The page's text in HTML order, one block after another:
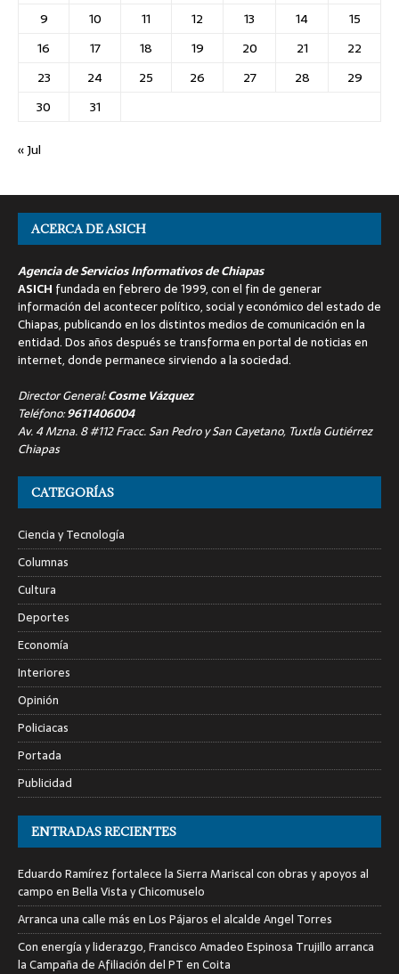
9
10 11 12 13 14
15
16
17 18 19 20 21
22
23
24 25 26 27 28
29
30
31
« Jul
ACERCA DE ASICH
Agencia de Servicios Informativos de Chiapas
ASICH fundada en febrero de 1999, con el fin de generar
información del acontecer político, social y económico del estado de
Chiapas, publicando en los distintos medios de comunicación en la
entidad. Dos años después se transforma en portal de noticias en
internet, donde permanece sirviendo a la sociedad.
Director General:Cosme Vázquez
Teléfono:9611406004
Av. 4 Mzna. 8 #112 Fracc. San Pedro y San Cayetano, Tuxtla Gutiérrez
Chiapas
CATEGORÍAS
Ciencia y Tecnología
Columnas
Cultura
Deportes
Economía
Interiores
Opinión
Policiacas
Portada
Publicidad
ENTRADAS RECIENTES
Eduardo Ramírez fortalece la Sierra Mariscal con obras y apoyos al
campo en Bella Vista y Chicomuselo
Arranca una calle más en Los Pájaros el alcalde Angel Torres
Con energía y liderazgo, Francisco Amadeo Espinosa Trujillo arranca
la Campaña de Afiliación del PT en Coita